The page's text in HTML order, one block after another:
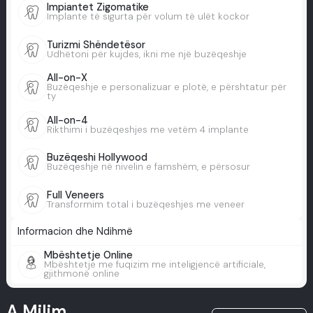
Impiantet Zigomatike
Implante të sigurta për volum të ulët kockor
Turizmi Shëndetësor
Udhëtoni për kujdes, ikni me një buzëqeshje
All-on-X
Buzëqeshje e personalizuar e plotë, e përshtatur për
ty
All-on-4
Rikthimi i buzëqeshjes me vetëm 4 implante
Buzëqeshi Hollywood
Buzëqeshje në nivelin e famshëm, e përsosur
Full Veneers
Transformim total i buzëqeshjes me veneer
Informacion dhe Ndihmë
Mbështetje Online
Mbështetje me fuqizim me inteligjencë artificiale,
gjithmonë online